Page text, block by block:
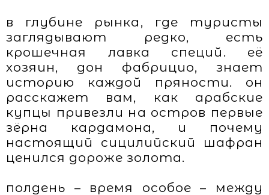
в глубине рынка, где туристы
заглядывают редко, есть
крошечная лавка специй. её
хозяин, дон фабрицио, знает
историю каждой пряности. он
расскажет вам, как арабские
купцы привезли на остров первые
зёрна кардамона, и почему
настоящий сицилийский шафран
ценился дороже золота.
полдень – время особое – между